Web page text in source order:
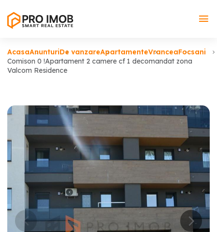
AcasaAnunturiDe vanzareApartamenteVranceaFocsani
Comison 0 !Apartament 2 camere cf 1 decomandat zona
Valcom Residence